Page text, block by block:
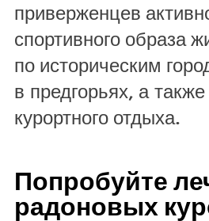
приверженцев
спортивного образа
по историческим
в предгорьях, а
курортного отдыха.
Попробуйте
радоновых